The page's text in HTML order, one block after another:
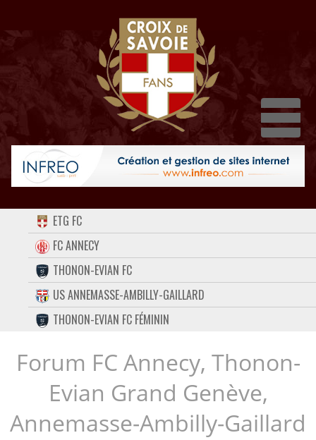
ACCUEIL
FORUM
CONTACT
FACEBOOK
TWITTER
INSTAGRAM
ETG FC
FC ANNECY
THONON-EVIAN FC
US ANNEMASSE-AMBILLY-GAILLARD
THONON-EVIAN FC FÉMININ
Forum FC Annecy, Thonon-
Evian Grand Genève,
Annemasse-Ambilly-Gaillard